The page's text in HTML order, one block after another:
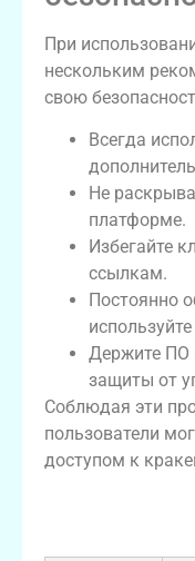
При
нескольким
свою
Всегда
Не
платформе.
Избегайте
ссылкам.
Постоянно
Держите ПО
защиты от
Соблюдая эти
пользователи
доступом к